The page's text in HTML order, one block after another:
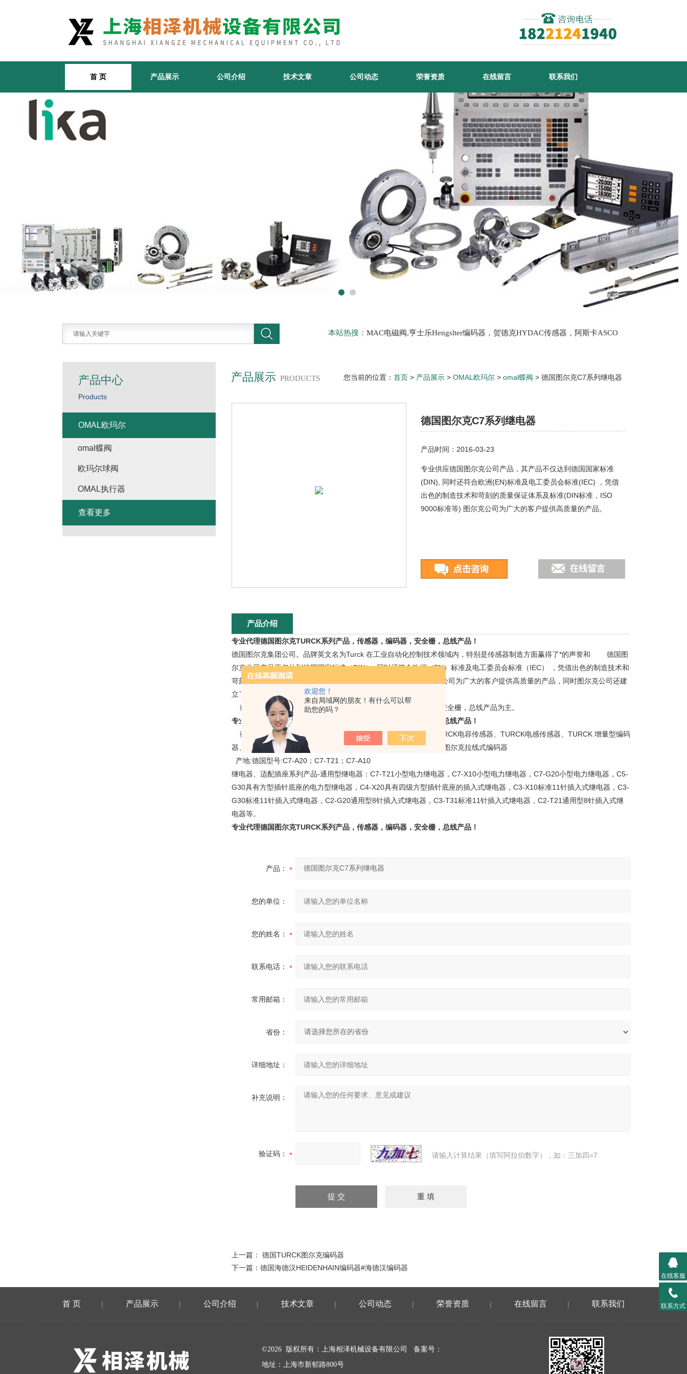
欢迎您！
来自局域网的朋友！有什么可以帮
助您的吗？
首 页 产品展示 公司介绍 技术文章 公司动态 荣誉资质 在线留言 联系我们
本站热搜： MAC电磁阀,亨士乐Hengslter编码器，贺德克HYDAC传感器，阿斯卡ASCO
产品展示 PRODUCTS 您当前的位置： 首页 > 产品展示 > OMAL欧玛尔 > omal蝶阀 > 德国图尔克C7系列继电器
德国图尔克C7系列继电器
产品时间：2016-03-23
专业供应德国图尔克公司产品，其产品不仅达到德国国家标准
(DIN), 同时还符合欧洲(EN)标准及电工委员会标准(IEC) ，凭借
出色的制造技术和苛刻的质量保证体系及标准(DIN标准，ISO
9000标准等) 图尔克公司为广大的客户提供高质量的产品。
产品介绍
专业代理德国图尔克TURCK系列产品，传感器，编码器，安全栅，总线产品！
德国图尔克集团公司。品牌英文名为Turck 在工业自动化控制技术领域内，特别是传感器制造方面赢得了*的声誉和 德国图
尔克公司产品不仅达到德国国家标准（DIN）, 同时还符合欧洲（EN）标准及电工委员会标准（IEC） ，凭借出色的制造技术和
苛刻的质量保证体系及标准（DIN标准，ISO 9000标准等） 图尔克公司为广大的客户提供高质量的产品，同时图尔克公司还建
立了范围的网，可以为客户提供单独定制的解决方案。
德国图尔克产品分类主要以工控产品为主包括传感器，编码器，安全栅，总线产品为主。
专业代理
德国图尔克TURCK
，总线产品！
德国图尔克自动化设备包括：磁感应传感器、图尔克继电器、TURCK电容传感器、TURCK电感传感器、TURCK 增量型编码
器、图尔TURCK接近开关、图尔克TURCK防爆型编码器 、TURCK图尔克拉线式编码器
产地:德国型号:C7-A20；C7-T21；C7-A10
继电器、适配插座系列产品-通用型继电器：C7-T21小型电力继电器，C7-X10小型电力继电器，C7-G20小型电力继电器，C5-
G30具有方型插针底座的电力型继电器，C4-X20具有四级方型插针底座的插入式继电器，C3-X10标准11针插入式继电器，C3-
G30标准11针插入式继电器，C2-G20通用型8针插入式继电器，C3-T31标准11针插入式继电器，C2-T21通用型8针插入式继
电器等。
专业代理德国图尔克TURCK系列产品， 传感器，编码器，安全栅 ，总线产品！
产品：
您的单位：
您的姓名：
联系电话：
常用邮箱：
省份：
详细地址：
补充说明：
验证码： 请输入计算结果（填写阿拉伯数字），如：三加四=7
上一篇： 德国TURCK图尔克编码器
下一篇： 德国海德汉HEIDENHAIN编码器#海德汉编码器
产品中心
Products
OMAL欧玛尔
omal蝶阀
欧玛尔球阀
OMAL执行器
查看更多
首 页 | 产品展示 | 公司介绍 | 技术文章 | 公司动态 | 荣誉资质 | 在线留言 | 联系我们
©2026 版权所有：上海相泽机械设备有限公司 备案号：
地址：上海市新郁路800号
在线客服
联系方式